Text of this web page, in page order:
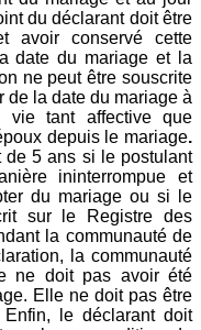
du déclarant doit être
avoir conservé cette
date du mariage et la
ne peut être souscrite
de la date du mariage à
vie tant affective que
depuis le mariage.
5 ans si le postulant
ininterrompue et
du mariage ou si le
sur le Registre des
la communauté de
la communauté
ne doit pas avoir été
Elle ne doit pas être
le déclarant doit